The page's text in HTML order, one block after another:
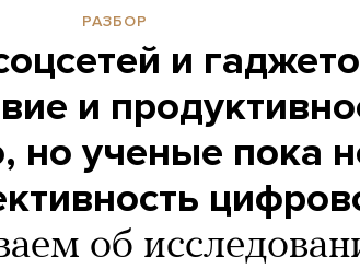
РАЗБОР
и
и
но ученые пока
об